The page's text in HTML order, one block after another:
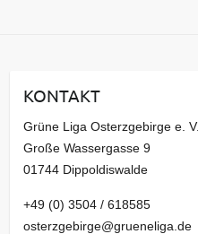
v
KONTAKT
Grüne Liga Osterzgebirge e. V.
Große Wassergasse 9
01744 Dippoldiswalde
+49 (0) 3504 / 618585
osterzgebirge@grueneliga.de